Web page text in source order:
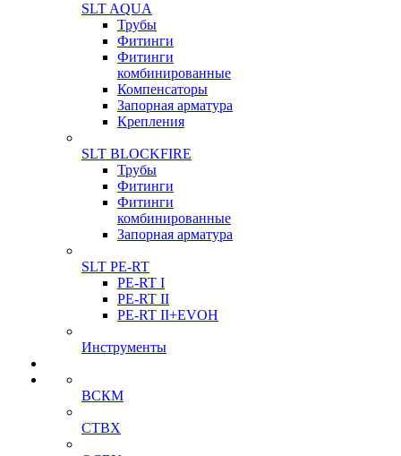
SLT AQUA
Трубы
Фитинги
Фитинги
комбинированные
Компенсаторы
Запорная арматура
Крепления
SLT BLOCKFIRE
Трубы
Фитинги
Фитинги
комбинированные
Запорная арматура
SLT PE-RT
PE-RT I
PE-RT II
PE-RT II+EVOH
Инструменты
ВСКМ
СТВХ